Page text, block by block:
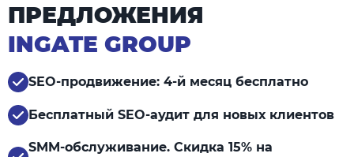
ПРЕДЛОЖЕНИЯ
INGATE GROUP
SEO-продвижение: 4-й месяц бесплатно
Бесплатный SEO-аудит для новых клиентов
SMM-обслуживание. Скидка 15% на